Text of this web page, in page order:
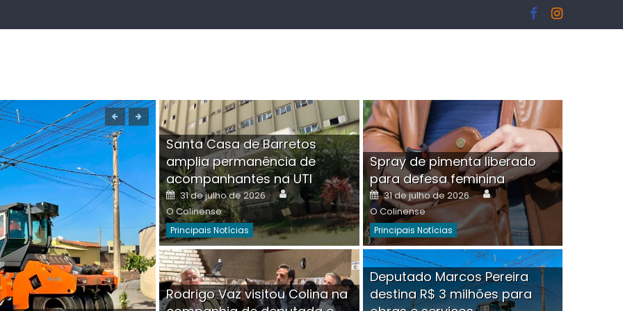
Boutique na Av. Ângelo Martins Tristão é
invadida por criminoso mascarado
Santa Casa de Barretos
amplia permanência de
acompanhantes na UTI
Posted
on
31 de julho de 2026 Author
O Colinense
Principais Notícias
Spray de pimenta liberado
para defesa feminina
Posted
on
31 de julho de 2026 Author
O Colinense
Principais Notícias
Rodrigo Vaz visitou Colina na
Deputado Marcos Pereira
destina R$ 3 milhões para